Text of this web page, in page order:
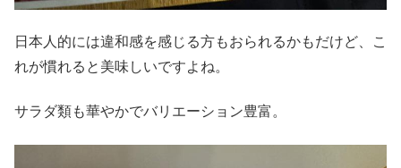
日本人的には違和感を感じる方もおられるかもだけど、こ
れが慣れると美味しいですよね。
サラダ類も華やかでバリエーション豊富。